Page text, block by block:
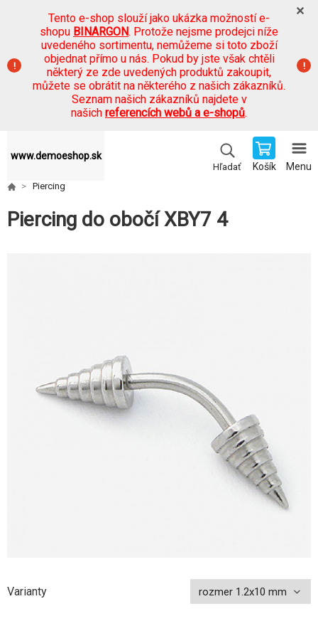
Tento e-shop slouží jako ukázka možností e-
shopu BINARGON. Protože nejsme prodejci níže
uvedeného sortimentu, nemůžeme si toto zboží
objednat přímo u nás. Pokud by jste však chtěli
některý ze zde uvedených produktů zakoupit,
můžete se obrátit na některého z našich zákazníků.
Seznam našich zákazníků najdete v
našich referencích webů a e-shopů.
www.demoeshop.sk
Hľadať Košík Menu
Piercing
Piercing do obočí XBY7 4
Varianty